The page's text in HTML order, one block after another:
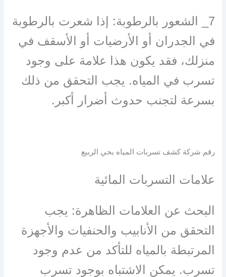
7_ الشعور بالرطوبة: إذا شعرت بالرطوبة
في الجدران أو الأرضيات أو الأسقف في
منزلك، فقد يكون هذا علامة على وجود
تسرب في المياه. يجب التحقق من ذلك
بسرعة لتجنب حدوث أضرار أكبر.
رقم شركة كشف تسربات المياه بحي الربيع
علامات التسربات المائية
البحث عن العلامات الظاهرة: يجب
التحقق من الأنابيب والحنفيات والأجهزة
المرتبطة بالمياه للتأكد من عدم وجود
تسرب. يمكن الاشتباه بوجود تسرب